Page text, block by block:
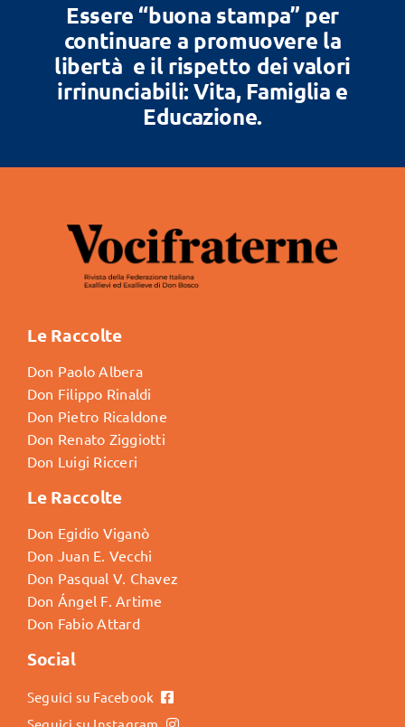
Essere “buona stampa” per
continuare a promuovere la
libertà e il rispetto dei valori
irrinunciabili: Vita, Famiglia e
Educazione.
Le Raccolte
Don Paolo Albera
Don Filippo Rinaldi
Don Pietro Ricaldone
Don Renato Ziggiotti
Don Luigi Ricceri
Le Raccolte
Don Egidio Viganò
Don Juan E. Vecchi
Don Pasqual V. Chavez
Don Ángel F. Artime
Don Fabio Attard
Social
Seguici su Facebook